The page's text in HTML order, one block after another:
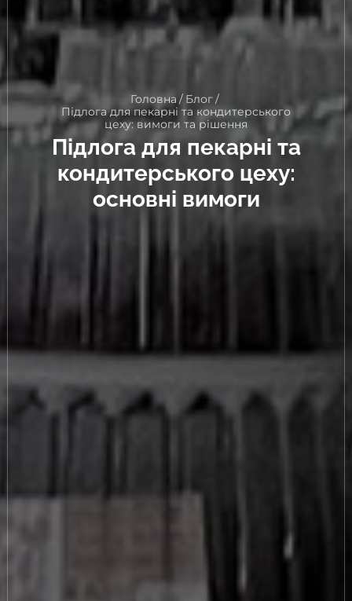
Головна / Блог/
Підлога для пекарні та кондитерського
цеху: вимоги та рішення
Підлога для пекарні та
кондитерського цеху:
основні вимоги